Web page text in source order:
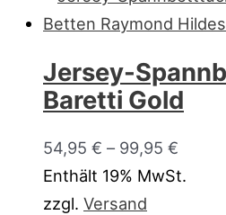
Jersey-
Baretti Gold
54,95 € – 99,95 €
Enthält 19% MwSt.
zzgl. Versand